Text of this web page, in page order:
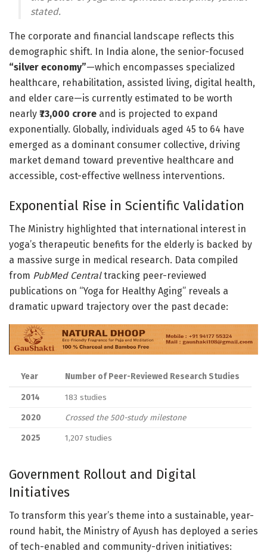
stated.
The corporate and financial landscape reflects this
demographic shift. In India alone, the senior-focused
“silver economy”—which encompasses specialized
healthcare, rehabilitation, assisted living, digital health,
and elder care—is currently estimated to be worth
nearly ₹73,000 crore and is projected to expand
exponentially. Globally, individuals aged 45 to 64 have
emerged as a dominant consumer collective, driving
market demand toward preventive healthcare and
accessible, cost-effective wellness interventions.
Exponential Rise in Scientific Validation
The Ministry highlighted that international interest in
yoga’s therapeutic benefits for the elderly is backed by
a massive surge in medical research. Data compiled
from PubMed Centraltracking peer-reviewed
publications on “Yoga for Healthy Aging” reveals a
dramatic upward trajectory over the past decade:
Year Number of Peer-Reviewed Research Studies
2014
183 studies
2020
Crossed the 500-study milestone
2025
1,207 studies
Government Rollout and Digital
Initiatives
To transform this year’s theme into a sustainable, year-
round habit, the Ministry of Ayush has deployed a series
of tech-enabled and community-driven initiatives: